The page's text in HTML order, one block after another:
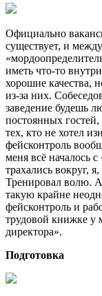
Официально
существует, и
иметь что-то
хорошие качества,
из-за них.
заведение будешь
постоянных
тех, кто не хотел
фейсконтроль
меня всё началось
трахались вокруг,
Тренировал волю.
такую крайне
фейсконтроль и
трудовой книжке у
директора».
Подготовка